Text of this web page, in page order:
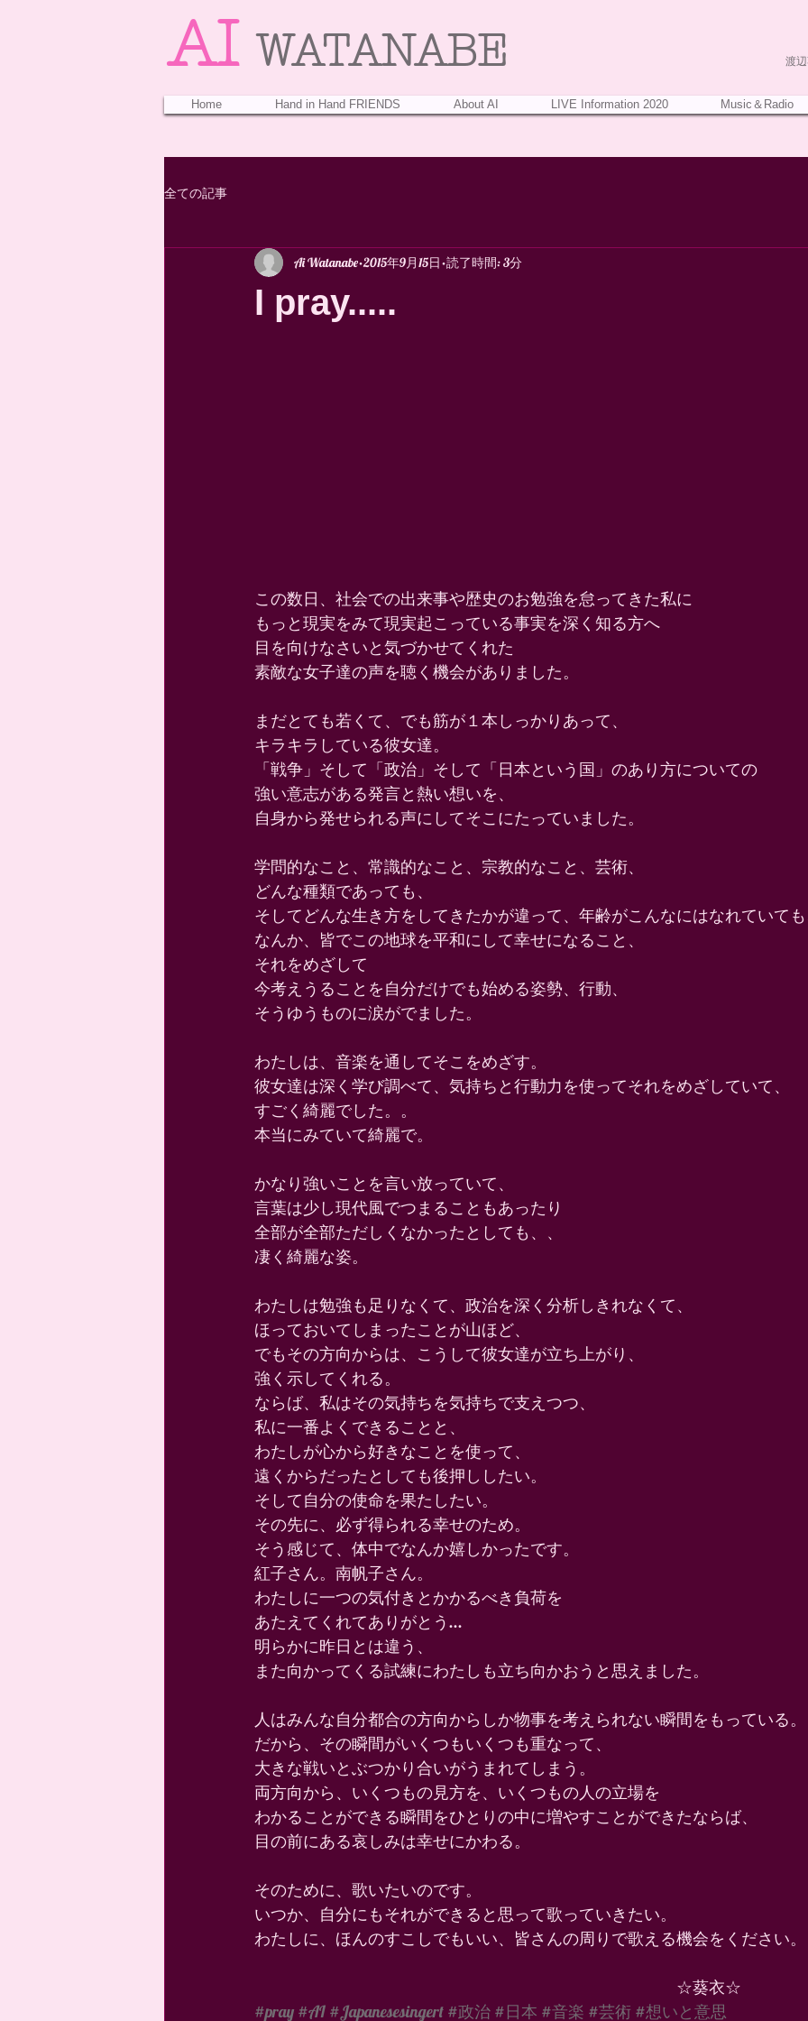
AI WATANABE 渡
Home Hand in Hand FRIENDS About AI LIVE Information 2020 Music＆Radio
全ての記事
I pray.....
Ai Watanabe 2015年9月15日 読了時間: 3分
この数日、社会での出来事や歴史のお勉強を怠ってきた私に
もっと現実をみて現実起こっている事実を深く知る方へ
目を向けなさいと気づかせてくれた
素敵な女子達の声を聴く機会がありました。
まだとても若くて、でも筋が１本しっかりあって、
キラキラしている彼女達。
「戦争」そして「政治」そして「日本という国」のあり方についての
強い意志がある発言と熱い想いを、
自身から発せられる声にしてそこにたっていました。
学問的なこと、常識的なこと、宗教的なこと、芸術、
どんな種類であっても、
そしてどんな生き方をしてきたかが違って、年齢がこんなにはなれていて
なんか、皆でこの地球を平和にして幸せになること、
それをめざして
今考えうることを自分だけでも始める姿勢、行動、
そうゆうものに涙がでました。
わたしは、音楽を通してそこをめざす。
彼女達は深く学び調べて、気持ちと行動力を使ってそれをめざしていて、
すごく綺麗でした。。
本当にみていて綺麗で。
かなり強いことを言い放っていて、
言葉は少し現代風でつまることもあったり
全部が全部ただしくなかったとしても、、
凄く綺麗な姿。
わたしは勉強も足りなくて、政治を深く分析しきれなくて、
ほっておいてしまったことが山ほど、
でもその方向からは、こうして彼女達が立ち上がり、
強く示してくれる。
ならば、私はその気持ちを気持ちで支えつつ、
私に一番よくできることと、
わたしが心から好きなことを使って、
遠くからだったとしても後押ししたい。
そして自分の使命を果たしたい。
その先に、必ず得られる幸せのため。
そう感じて、体中でなんか嬉しかったです。
紅子さん。南帆子さん。
わたしに一つの気付きとかかるべき負荷を
あたえてくれてありがとう...
明らかに昨日とは違う、
また向かってくる試練にわたしも立ち向かおうと思えました。
人はみんな自分都合の方向からしか物事を考えられない瞬間をもっている
だから、その瞬間がいくつもいくつも重なって、
大きな戦いとぶつかり合いがうまれてしまう。
両方向から、いくつもの見方を、いくつもの人の立場を
わかることができる瞬間をひとりの中に増やすことができたならば、
目の前にある哀しみは幸せにかわる。
そのために、歌いたいのです。
いつか、自分にもそれができると思って歌っていきたい。
わたしに、ほんのすこしでもいい、皆さんの周りで歌える機会をください
☆葵衣☆
#pray #AI #Japanesesingert #政治 #日本 #音楽 #芸術 #想いと意思